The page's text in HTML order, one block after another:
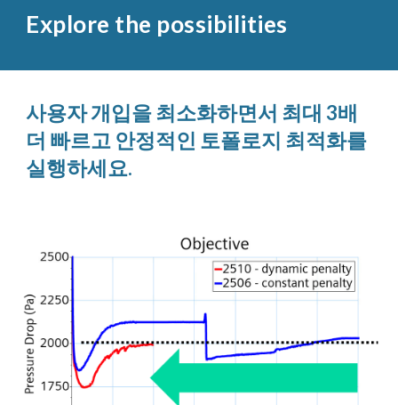
Explore the possibilities
사용자 개입을 최소화하면서 최대 3배
더 빠르고 안정적인 토폴로지 최적화를
실행하세요.